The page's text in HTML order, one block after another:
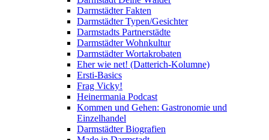
Darmstädter Fakten
Darmstädter Typen/Gesichter
Darmstadts Partnerstädte
Darmstädter Wohnkultur
Darmstädter Wortakrobaten
Eher wie net! (Datterich-Kolumne)
Ersti-Basics
Frag Vicky!
Heinermania Podcast
Kommen und Gehen: Gastronomie und
Einzelhandel
Darmstädter Biografien